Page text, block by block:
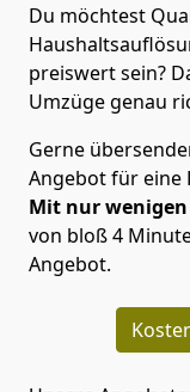
Du möchtest
preiswert sein?
Umzüge genau
Gerne
Angebot für eine
Mit nur
von bloß 4
Angebot.